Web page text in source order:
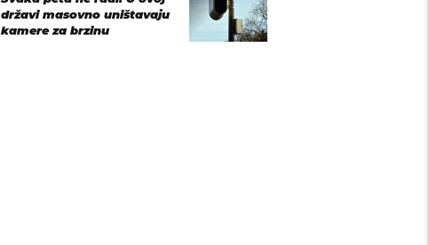
državi masovno uništavaju
kamere za brzinu